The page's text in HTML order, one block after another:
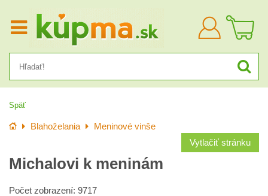
Prihlásiť
sa
Späť
Úvod Blahoželania
Meninové vinše
Vytlačiť stránku
Michalovi k meninám
Počet zobrazení: 9717